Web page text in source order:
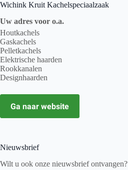
Wichink Kruit Kachelspeciaalzaak
Uw adres voor o.a.
Houtkachels
Gaskachels
Pelletkachels
Elektrische haarden
Rookkanalen
Designhaarden
Ga naar website
Nieuwsbrief
Wilt u ook onze nieuwsbrief ontvangen?